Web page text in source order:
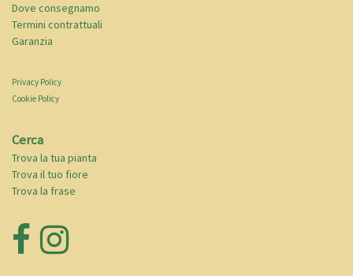
Dove consegnamo
Termini contrattuali
Garanzia
Privacy Policy
Cookie Policy
Cerca
Trova la tua pianta
Trova il tuo fiore
Trova la frase